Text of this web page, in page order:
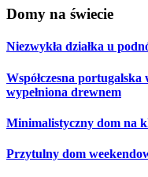
Domy na świecie
Niezwykła działka u
Współczesna
wypełniona drewnem
Minimalistyczny dom na
Przytulny dom